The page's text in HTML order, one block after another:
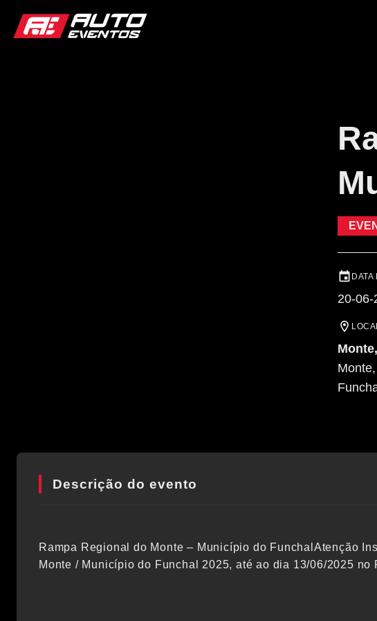
DATA
20-06-
LOCAL
Descrição do evento
Rampa Regional do Monte – Município do FunchalAtenção
Monte / Município do Funchal 2025, até ao dia 13/06/2025 no